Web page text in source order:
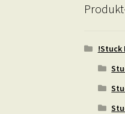
!Stuck